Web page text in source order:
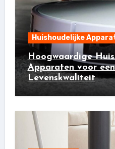
Huishoudelijke
Hoogwaardige
Apparaten voor
Levenskwaliteit